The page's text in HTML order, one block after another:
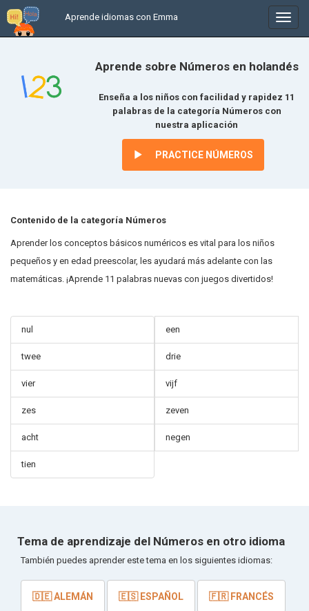
In
/
Aprende idiomas con Emma
Aprende sobre Números en holandés
Enseña a los niños con facilidad y rapidez 11
palabras de la categoría Números con
nuestra aplicación
PRACTICE NÚMEROS
Contenido de la categoría Números
Aprender los conceptos básicos numéricos es vital para los niños
pequeños y en edad preescolar, les ayudará más adelante con las
matemáticas. ¡Aprende 11 palabras nuevas con juegos divertidos!
nul een
twee drie
vier vijf
zes zeven
acht negen
tien
Tema de aprendizaje del Números en otro idioma
También puedes aprender este tema en los siguientes idiomas:
🇩🇪 ALEMÁN 🇪🇸 ESPAÑOL 🇫🇷 FRANCÉS